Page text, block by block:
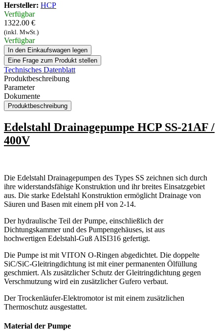
Hersteller: HCP
Verfügbar
1322.00 €
(inkl. MwSt.)
Verfügbar
In den Einkaufswagen legen
Eine Frage zum Produkt stellen
Technisches Datenblatt
Produktbeschreibung
Parameter
Dokumente
Produktbeschreibung
Edelstahl Drainagepumpe HCP SS-21AF /
400V
Die Edelstahl Drainagepumpen des Types SS zeichnen sich durch
ihre widerstandsfähige Konstruktion und ihr breites Einsatzgebiet
aus. Die starke Edelstahl Konstruktion ermöglicht Drainage von
Säuren und Basen mit einem pH von 2-14.
Der hydraulische Teil der Pumpe, einschließlich der
Dichtungskammer und des Pumpengehäuses, ist aus
hochwertigen Edelstahl-Guß AISI316 gefertigt.
Die Pumpe ist mit VITON O-Ringen abgedichtet. Die doppelte
SiC/SiC-Gleitringdichtung ist mit einer permanenten Ölfüllung
geschmiert. Als zusätzlicher Schutz der Gleitringdichtung gegen
Verschmutzung wird ein zusätzlicher Gufero verbaut.
Der Trockenläufer-Elektromotor ist mit einem zusätzlichen
Thermoschutz ausgestattet.
Material der Pumpe